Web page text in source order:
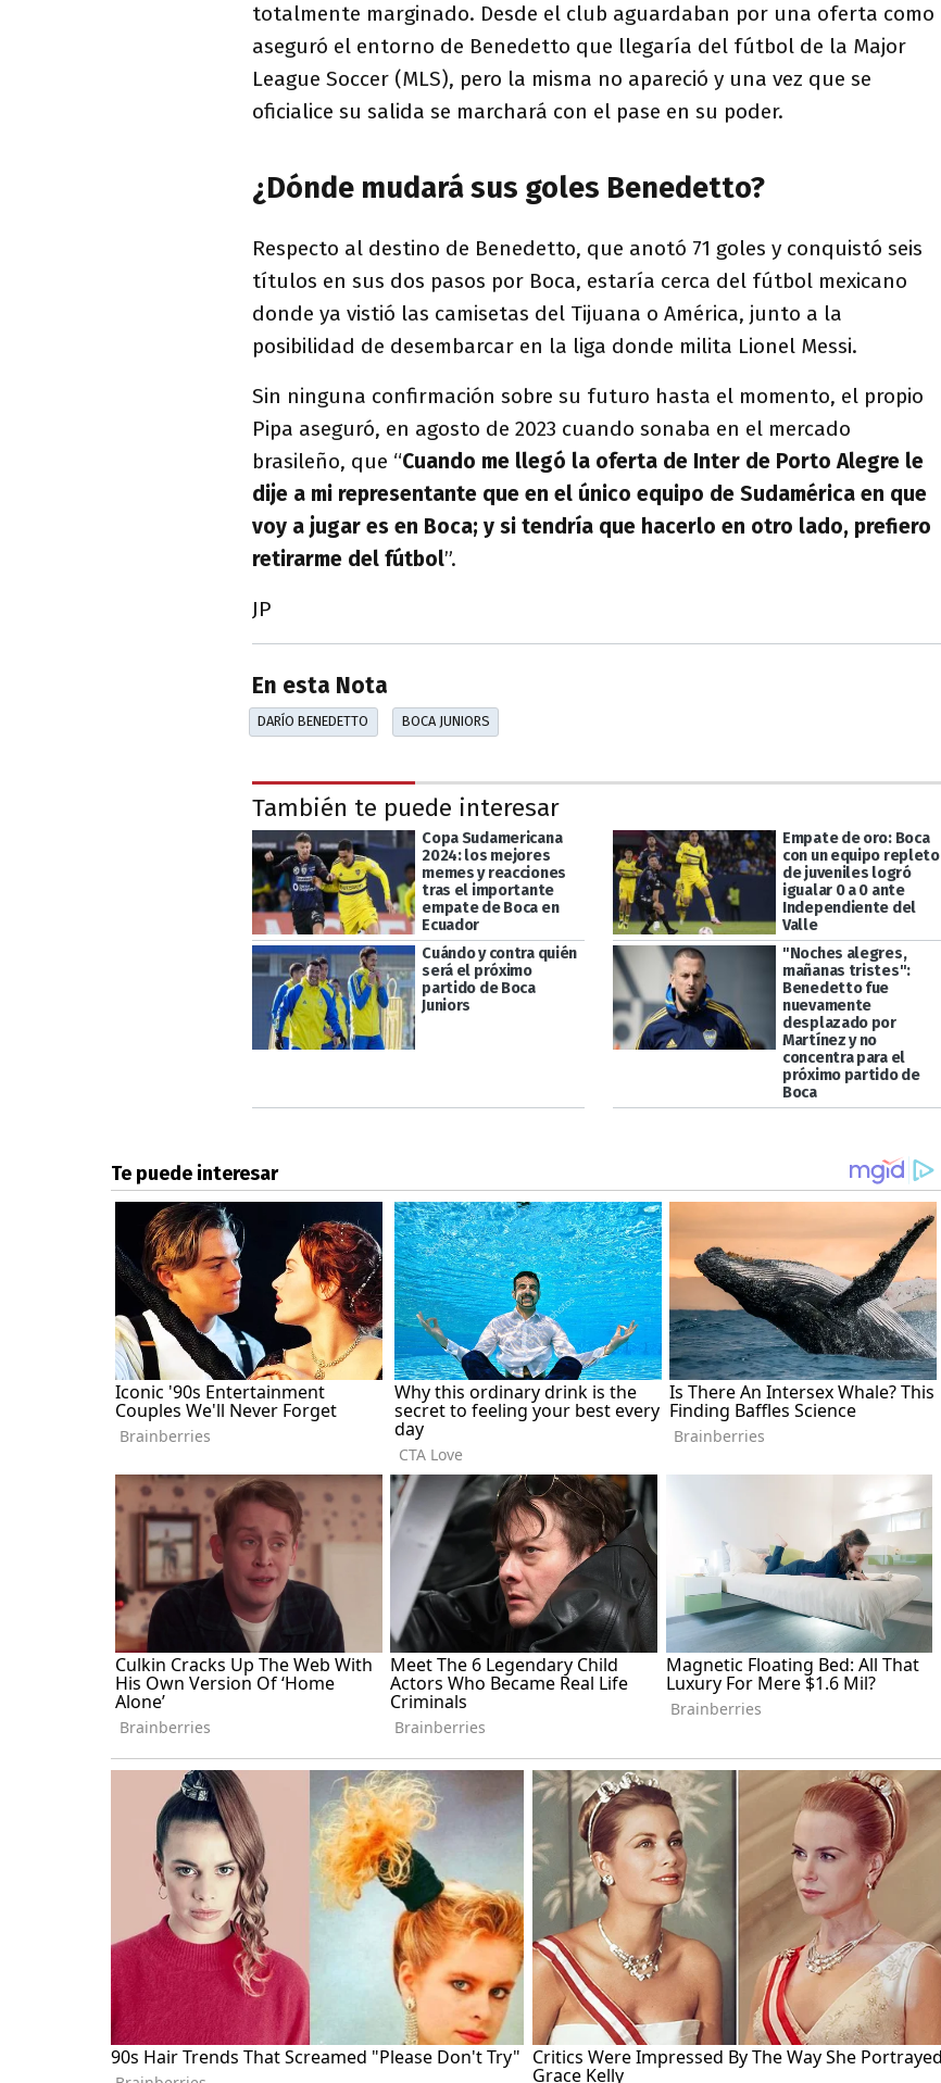
totalmente marginado. Desde el club aguardaban por una oferta como
aseguró el entorno de Benedetto que llegaría del fútbol de la Major
League Soccer (MLS), pero la misma no apareció y una vez que se
oficialice su salida se marchará con el pase en su poder.
¿Dónde mudará sus goles Benedetto?
Respecto al destino de Benedetto, que anotó 71 goles y conquistó seis
títulos en sus dos pasos por Boca, estaría cerca del fútbol mexicano
donde ya vistió las camisetas del Tijuana o América, junto a la
posibilidad de desembarcar en la liga donde milita Lionel Messi.
Sin ninguna confirmación sobre su futuro hasta el momento, el propio
Pipa aseguró, en agosto de 2023 cuando sonaba en el mercado
brasileño, que “Cuando me llegó la oferta de Inter de Porto Alegre le
dije a mi representante que en el único equipo de Sudamérica en que
voy a jugar es en Boca; y si tendría que hacerlo en otro lado, prefiero
retirarme del fútbol”.
JP
En esta Nota
DARÍO BENEDETTO BOCA JUNIORS
También te puede interesar
Copa Sudamericana
2024: los mejores
memes y reacciones
tras el importante
empate de Boca en
Ecuador
Empate de oro: Boca
con un equipo repleto
de juveniles logró
igualar 0 a 0 ante
Independiente del
Valle
Cuándo y contra quién
será el próximo
partido de Boca
Juniors
"Noches alegres,
mañanas tristes":
Benedetto fue
nuevamente
desplazado por
Martínez y no
concentra para el
próximo partido de
Boca